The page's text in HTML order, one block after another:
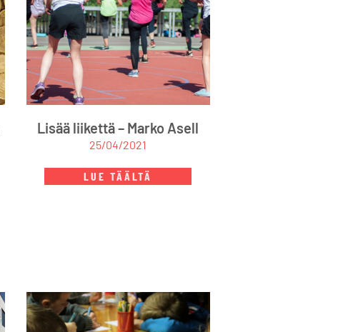
Lisää liikettä – Marko Asell
25/04/2021
LUE TÄÄLTÄ